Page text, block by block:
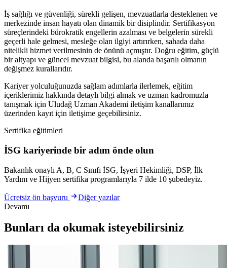
İş sağlığı ve güvenliği, sürekli gelişen, mevzuatlarla desteklenen ve
merkezinde insan hayatı olan dinamik bir disiplindir. Sertifikasyon
süreçlerindeki bürokratik engellerin azalması ve belgelerin sürekli
geçerli hale gelmesi, mesleğe olan ilgiyi artırırken, sahada daha
nitelikli hizmet verilmesinin de önünü açmıştır. Doğru eğitim, güçlü
bir altyapı ve güncel mevzuat bilgisi, bu alanda başarılı olmanın
değişmez kurallarıdır.
Kariyer yolculuğunuzda sağlam adımlarla ilerlemek, eğitim
içeriklerimiz hakkında detaylı bilgi almak ve uzman kadromuzla
tanışmak için Uludağ Uzman Akademi iletişim kanallarımız
üzerinden kayıt için iletişime geçebilirsiniz.
Sertifika eğitimleri
İSG kariyerinde bir adım önde olun
Bakanlık onaylı A, B, C Sınıfı İSG, İşyeri Hekimliği, DSP, İlk
Yardım ve Hijyen sertifika programlarıyla 7 ilde 10 şubedeyiz.
Ücretsiz ön başvuru
Diğer yazılar
Devamı
Bunları da okumak isteyebilirsiniz